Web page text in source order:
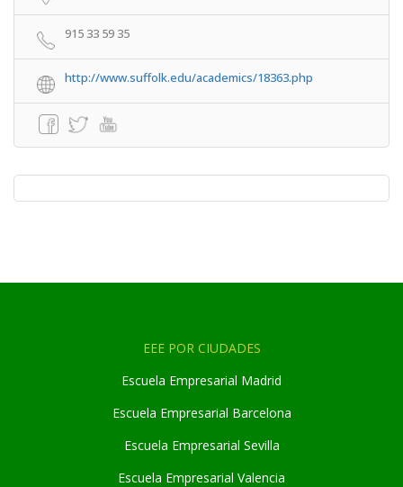
915 33 59 35
http://www.suffolk.edu/academics/18363.php
EEE POR CIUDADES
Escuela Empresarial Madrid
Escuela Empresarial Barcelona
Escuela Empresarial Sevilla
Escuela Empresarial Valencia